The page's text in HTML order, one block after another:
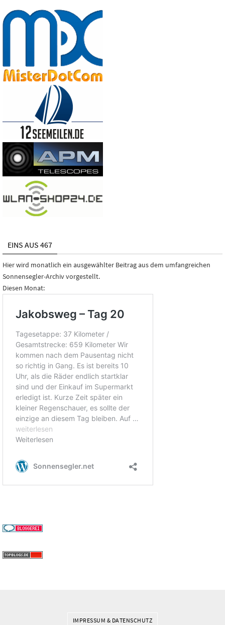
EINS AUS 467
Hier wird monatlich ein ausgewählter Beitrag aus dem umfangreichen
Sonnensegler-Archiv vorgestellt.
Diesen Monat:
IMPRESSUM & DATENSCHUTZ